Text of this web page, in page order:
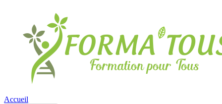
Accueil